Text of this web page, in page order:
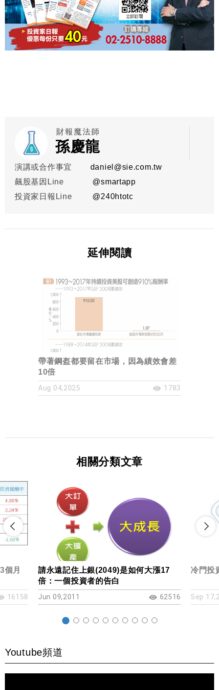
財報魔法師
孫慶龍
演講或合作事宜
daniel@sie.com.tw
飆股基因Line
@smartapp
投資家日報Line
@240htotc
延伸閱讀
帶著鋼盔都要留在市場，因為績效會差
10倍
Aug 04,2025 1783
相關分類文章
個月
16158
請永遠記住上銀(2049)是如何大漲17
倍：一個投資者的告白
Jun 09,2011 62516
冷門投
Sep
Youtube頻道